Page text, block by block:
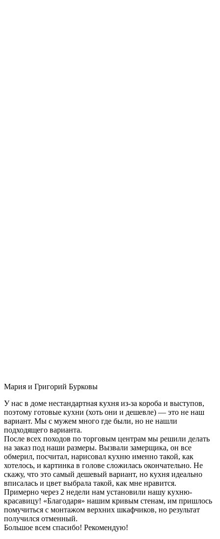
Мария и Григорий Бурковы
У нас в доме нестандартная кухня из-за короба и выступов,
поэтому готовые кухни (хоть они и дешевле) — это не наш
вариант. Мы с мужем много где были, но не нашли
подходящего варианта.
После всех походов по торговым центрам мы решили делать
на заказ под наши размеры. Вызвали замерщика, он все
обмерил, посчитал, нарисовал кухню именно такой, как
хотелось, и картинка в голове сложилась окончательно. Не
скажу, что это самый дешевый вариант, но кухня идеально
вписалась и цвет выбрала такой, как мне нравится.
Примерно через 2 недели нам установили нашу кухню-
красавицу! «Благодаря» нашим кривым стенам, им пришлось
помучиться с монтажом верхних шкафчиков, но результат
получился отменный.
Большое всем спасибо! Рекомендую!